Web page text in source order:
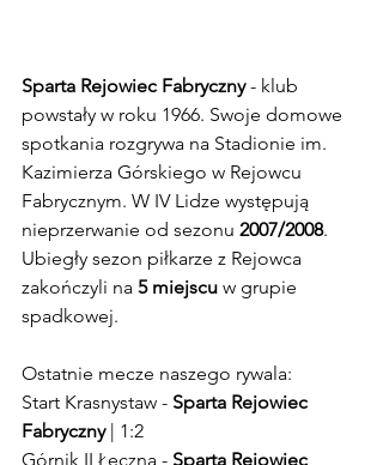
Sparta Rejowiec Fabryczny - klub
powstały w roku 1966. Swoje domowe
spotkania rozgrywa na Stadionie im.
Kazimierza Górskiego w Rejowcu
Fabrycznym. W IV Lidze występują
nieprzerwanie od sezonu 2007/2008.
Ubiegły sezon piłkarze z Rejowca
zakończyli na 5 miejscu w grupie
spadkowej.
Ostatnie mecze naszego rywala:
Start Krasnystaw - Sparta Rejowiec
Fabryczny | 1:2
Górnik II Łęczna - Sparta Rejowiec